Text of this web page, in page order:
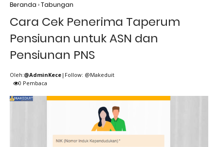
Beranda ›Tabungan
Cara Cek Penerima Taperum
Pensiunan untuk ASN dan
Pensiunan PNS
Oleh:@AdminKece |Follow: @Makeduit
0 Pembaca